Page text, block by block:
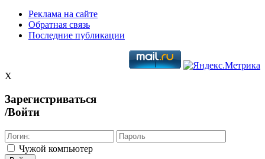
Реклама на сайте
Обратная связь
Последние публикации
X
Зарегистриваться
/Войти
Чужой компьютер